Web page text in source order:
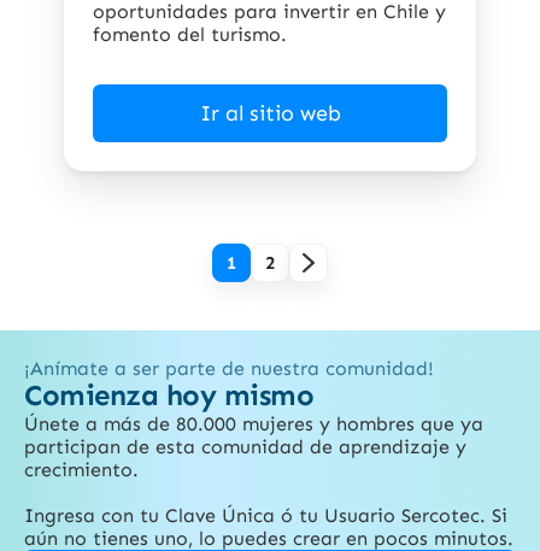
oportunidades para invertir en Chile y
fomento del turismo.
Ir al sitio web
1 2
¡Anímate a ser parte de nuestra comunidad!
Comienza hoy mismo
Únete a más de 80.000 mujeres y hombres que ya
participan de esta comunidad de aprendizaje y
crecimiento.
Ingresa con tu Clave Única ó tu Usuario Sercotec. Si
aún no tienes uno, lo puedes crear en pocos minutos.